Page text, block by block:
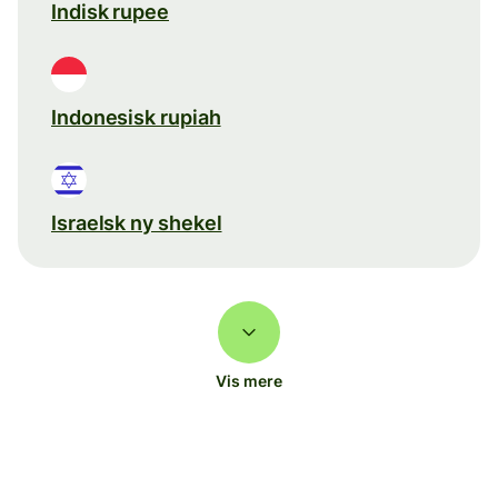
Indisk rupee
Indonesisk rupiah
Israelsk ny shekel
Vis mere